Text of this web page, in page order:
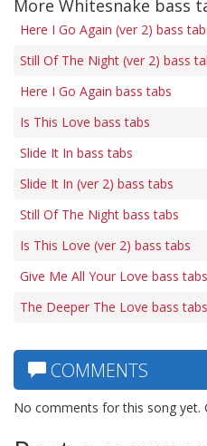
More Whitesnake bass
Here I Go Again (ver 2) bass
Still Of The Night (ver 2) bass
Here I Go Again bass tabs
Is This Love bass tabs
Slide It In bass tabs
Slide It In (ver 2) bass tabs
Still Of The Night bass tabs
Is This Love (ver 2) bass tabs
Give Me All Your Love bass tabs
The Deeper The Love bass tabs
COMMENTS
No comments for this song yet.